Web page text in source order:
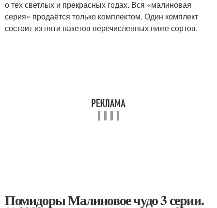
о тех светлых и прекрасных годах. Вся «малиновая
серия» продаётся только комплектом. Один комплект
состоит из пяти пакетов перечисленных ниже сортов.
Помидоры Малиновое чудо 3 серии.